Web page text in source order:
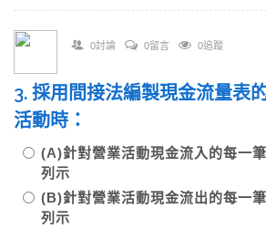
0討論 0留言 0追蹤
3. 採用間接法編製現金流量表
活動時：
(A)針對營業活動現金流入的每一
列示
(B)針對營業活動現金流出的每一
列示